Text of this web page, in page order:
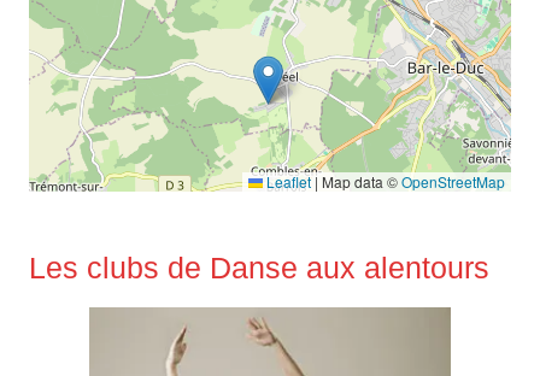
Leaflet | Map data ©OpenStreetMap
Les clubs de Danse aux alentours